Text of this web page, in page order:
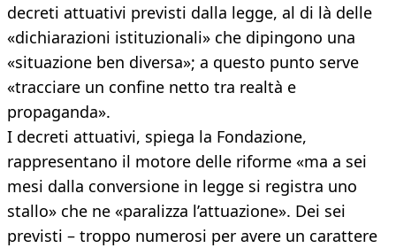
decreti attuativi previsti dalla legge, al di là delle
«dichiarazioni istituzionali» che dipingono una
«situazione ben diversa»; a questo punto serve
«tracciare un confine netto tra realtà e
propaganda».
I decreti attuativi, spiega la Fondazione,
rappresentano il motore delle riforme «ma a sei
mesi dalla conversione in legge si registra uno
stallo» che ne «paralizza l’attuazione». Dei sei
previsti – troppo numerosi per avere un carattere